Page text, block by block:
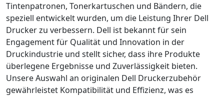
Tintenpatronen, Tonerkartuschen und Bändern, die
speziell entwickelt wurden, um die Leistung Ihrer Dell
Drucker zu verbessern. Dell ist bekannt für sein
Engagement für Qualität und Innovation in der
Druckindustrie und stellt sicher, dass ihre Produkte
überlegene Ergebnisse und Zuverlässigkeit bieten.
Unsere Auswahl an originalen Dell Druckerzubehör
gewährleistet Kompatibilität und Effizienz, was es